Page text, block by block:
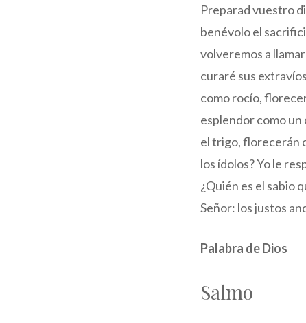
Preparad vuestro
benévolo el
volveremos a
curaré sus
como rocío,
esplendor como un
el trigo, florecerán
los ídolos? Yo le
¿Quién es el sabio
Señor: los justos
Palabra de Dios
Salmo